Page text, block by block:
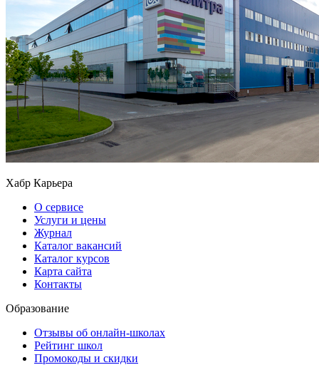
Хабр Карьера
О сервисе
Услуги и цены
Журнал
Каталог вакансий
Каталог курсов
Карта сайта
Контакты
Образование
Отзывы об онлайн-школах
Рейтинг школ
Промокоды и скидки